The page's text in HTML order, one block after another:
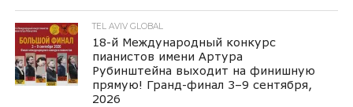
TEL AVIV GLOBAL
18-й Международный конкурс
пианистов имени Артура
Рубинштейна выходит на финишную
прямую! Гранд-финал 3–9 сентября,
2026